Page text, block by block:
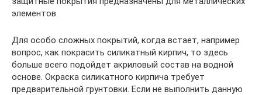
элементов.
Для особо сложных покрытий, когда встает, например
вопрос, как покрасить силикатный кирпич, то здесь
больше всего подойдет акриловый состав на водной
основе. Окраска силикатного кирпича требует
предварительной грунтовки. Если не выполнить данную